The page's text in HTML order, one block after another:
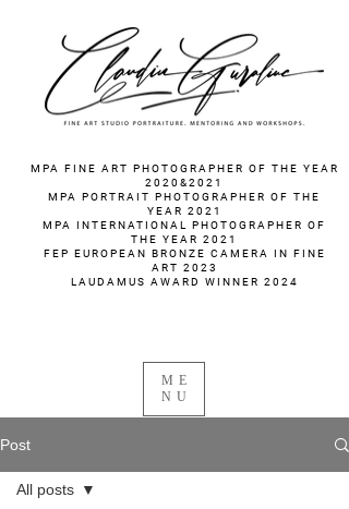
MPA FINE ART PHOTOGRAPHER OF THE YEAR
2020&2021
MPA PORTRAIT PHOTOGRAPHER OF THE
YEAR 2021
MPA INTERNATIONAL PHOTOGRAPHER OF
THE YEAR 2021
FEP EUROPEAN BRONZE CAMERA IN FINE
ART 2023
LAUDAMUS AWARD WINNER 2024
ME
NU
Post
All posts